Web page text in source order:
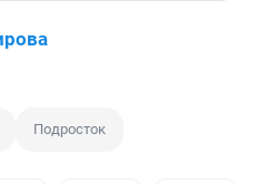
Подросток